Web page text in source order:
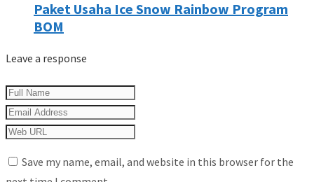
Paket Usaha Ice Snow Rainbow Program
BOM
Leave a response
Save my name, email, and website in this browser for the